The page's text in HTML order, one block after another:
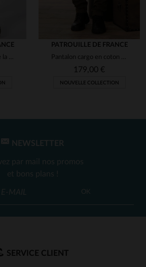
Pantalon army vert de la Patrouille de France
PATROUILLE DE FRANCE
Pantalon cargo en coton kaki avec patchs
179,00 €
NOUVELLE COLLECTION
NEWSLETTER
par mail nos promos
et bons plans !
OK
SERVICE CLIENT